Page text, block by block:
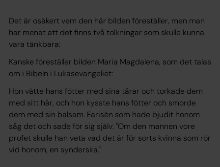
Det är osäkert vem den här bilden föreställer, men man
har menat att det finns två tolkningar som skulle kunna
vara tänkbara:
Kanske föreställer bilden Maria Magdalena, som det talas
om i Bibeln i Lukasevangeliet:
Hon vätte hans fötter med sina tårar och torkade dem
med sitt hår, och hon kysste hans fötter och smorde
dem med sin balsam. Farisén som hade bjudit honom
såg det och sade för sig själv: "Om den mannen vore
profet skulle han veta vad det är för sorts kvinna som rör
vid honom, en synderska."